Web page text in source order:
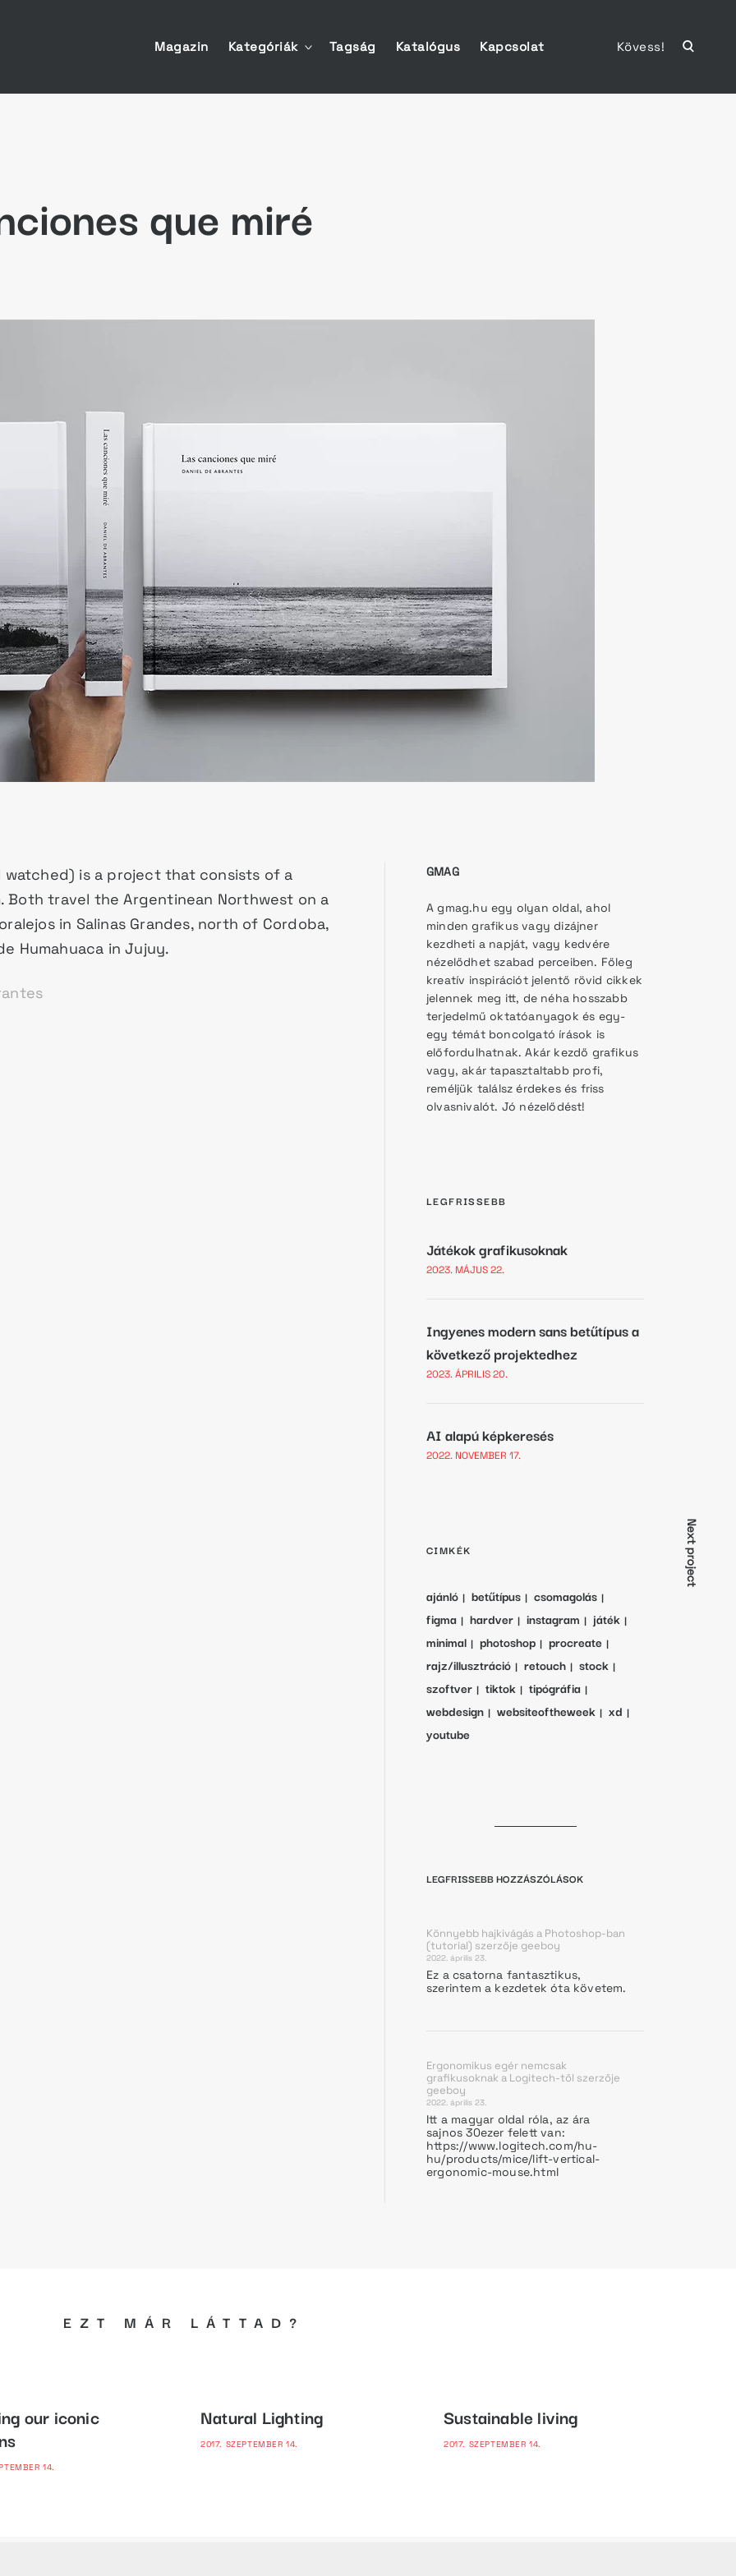
Magazin Kategóriák toggle
child
Tagság Katalógus Kapcsolat Kövess!
open
que miré
watched) is a project that consists of a
Both travel the Argentinean Northwest on a
in Salinas Grandes, north of Cordoba,
Humahuaca in Jujuy.
Next project
GMAG
A gmag.hu egy olyan oldal, ahol
minden grafikus vagy dizájner
kezdheti a napját, vagy kedvére
nézelődhet szabad perceiben. Főleg
kreatív inspirációt jelentő rövid cikkek
jelennek meg itt, de néha hosszabb
terjedelmű oktatóanyagok és egy-
egy témát boncolgató írások is
előfordulhatnak. Akár kezdő grafikus
vagy, akár tapasztaltabb profi,
reméljük találsz érdekes és friss
olvasnivalót. Jó nézelődést!
LEGFRISSEBB
Játékok grafikusoknak
2023. MÁJUS 22.
Ingyenes modern sans betűtípus a
következő projektedhez
2023. ÁPRILIS 20.
AI alapú képkeresés
2022. NOVEMBER 17.
CIMKÉK
ajánló betűtípus
csomagolás
figma
hardver instagram
játék
minimal
photoshop
procreate
rajz/illusztráció
retouch
stock
szoftver
tiktok
tipógráfia
webdesign
websiteoftheweek
xd
youtube
LEGFRISSEBB HOZZÁSZÓLÁSOK
Könnyebb hajkivágás a Photoshop-ban
(tutorial) szerzője geeboy
2022. április 23.
Ez a csatorna fantasztikus,
szerintem a kezdetek óta követem.
Ergonomikus egér nemcsak
grafikusoknak a Logitech-től szerzője
geeboy
2022. április 23.
Itt a magyar oldal róla, az ára
sajnos 30ezer felett van:
https://www.logitech.com/hu-
hu/products/mice/lift-vertical-
ergonomic-mouse.html
EZT MÁR LÁTTAD?
our iconic
14.
Natural Lighting
2017. SZEPTEMBER 14.
Sustainable living
2017. SZEPTEMBER 14.